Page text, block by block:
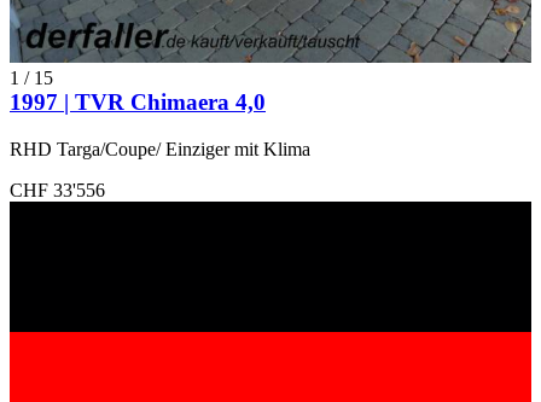
1 / 15
1997 | TVR Chimaera 4,0
RHD Targa/Coupe/ Einziger mit Klima
CHF 33'556